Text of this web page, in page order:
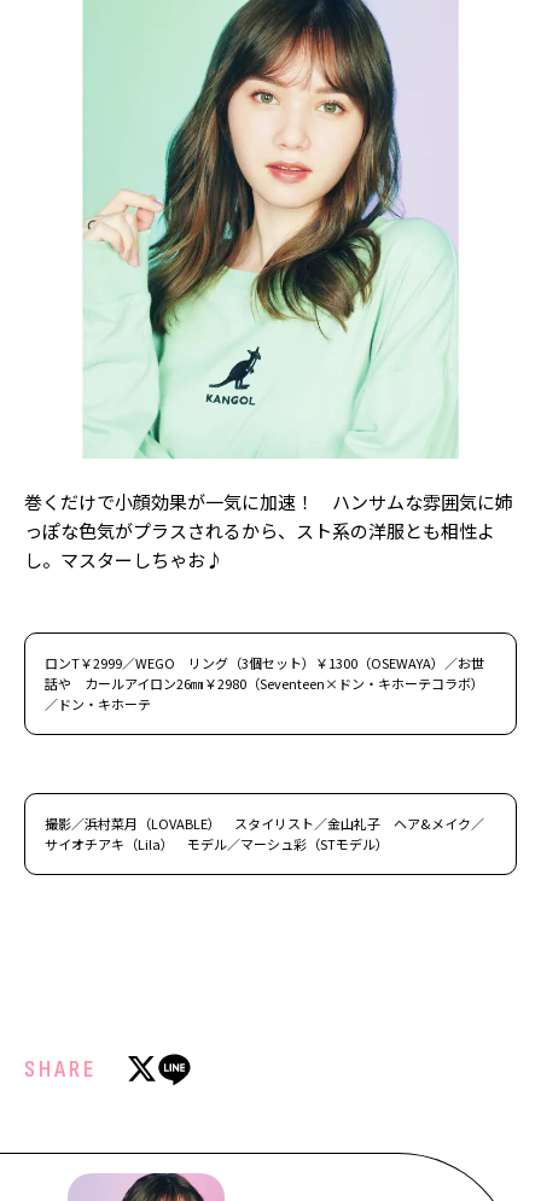
巻くだけで小顔効果が一気に加速！ ハンサムな雰囲気に姉
っぽな色気がプラスされるから、スト系の洋服とも相性よ
し。マスターしちゃお♪
ロンT￥2999／WEGO リング（3個セット）￥1300（OSEWAYA）／お世
話や カールアイロン26㎜￥2980（Seventeen×ドン・キホーテコラボ）
／ドン・キホーテ
撮影／浜村菜月（LOVABLE） スタイリスト／金山礼子 ヘア&メイク／
サイオチアキ（Lila） モデル／マーシュ彩（STモデル）
SHARE